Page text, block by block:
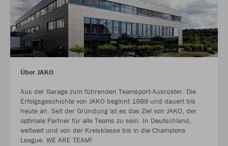
Über JAKO
Aus der Garage zum führenden Teamsport-Ausrüster. Die
Erfolgsgeschichte von JAKO beginnt 1989 und dauert bis
heute an. Seit der Gründung ist es das Ziel von JAKO, der
optimale Partner für alle Teams zu sein. In Deutschland,
weltweit und von der Kreisklasse bis in die Champions
League. WE ARE TEAM!